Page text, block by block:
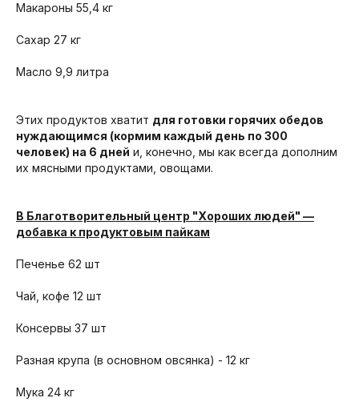
Макароны 55,4 кг
Сахар 27 кг
Масло 9,9 литра
Этих продуктов хватит для готовки горячих обедов
нуждающимся (кормим каждый день по 300
человек) на 6 дней и, конечно, мы как всегда дополним
их мясными продуктами, овощами.
В Благотворительный центр "Хороших людей" —
добавка к продуктовым пайкам
Печенье 62 шт
Чай, кофе 12 шт
Консервы 37 шт
Разная крупа (в основном овсянка) - 12 кг
Мука 24 кг